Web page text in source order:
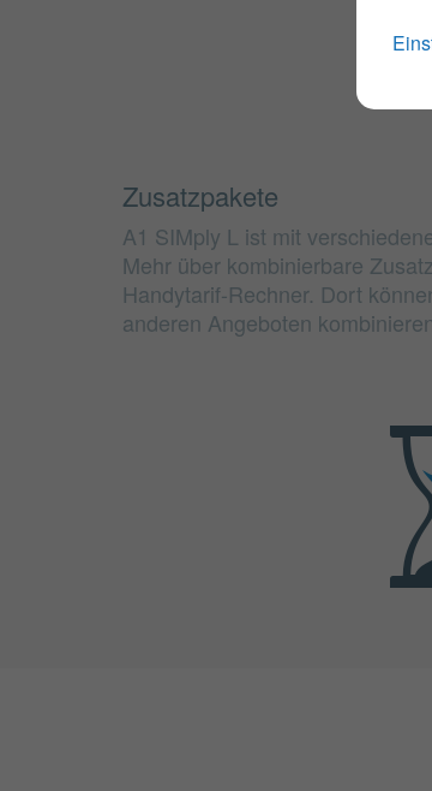
Zusatzpakete
A1 SIMply L ist mit
Mehr über kombinierbare
Handytarif-Rechner. Dort
anderen Angeboten